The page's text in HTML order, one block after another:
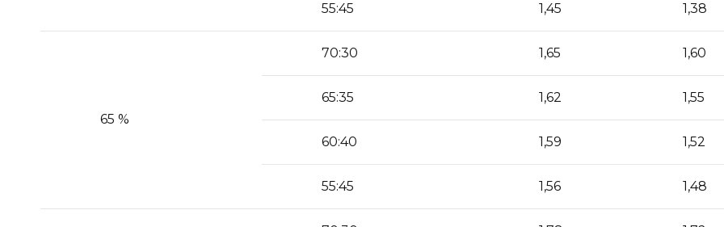
55:45 1,45 1,38
65 %
70:30 1,65 1,60
65:35 1,62 1,55
60:40 1,59 1,52
55:45 1,56 1,48